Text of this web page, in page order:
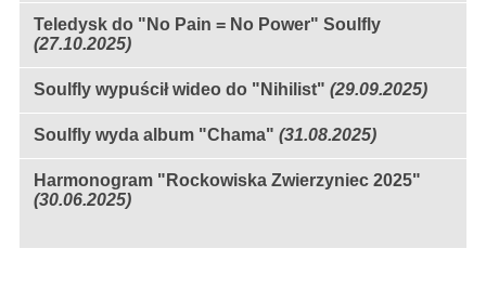
Teledysk do "No Pain = No Power" Soulfly
(27.10.2025)
Soulfly wypuścił wideo do "Nihilist" (29.09.2025)
Soulfly wyda album "Chama" (31.08.2025)
Harmonogram "Rockowiska Zwierzyniec 2025"
(30.06.2025)